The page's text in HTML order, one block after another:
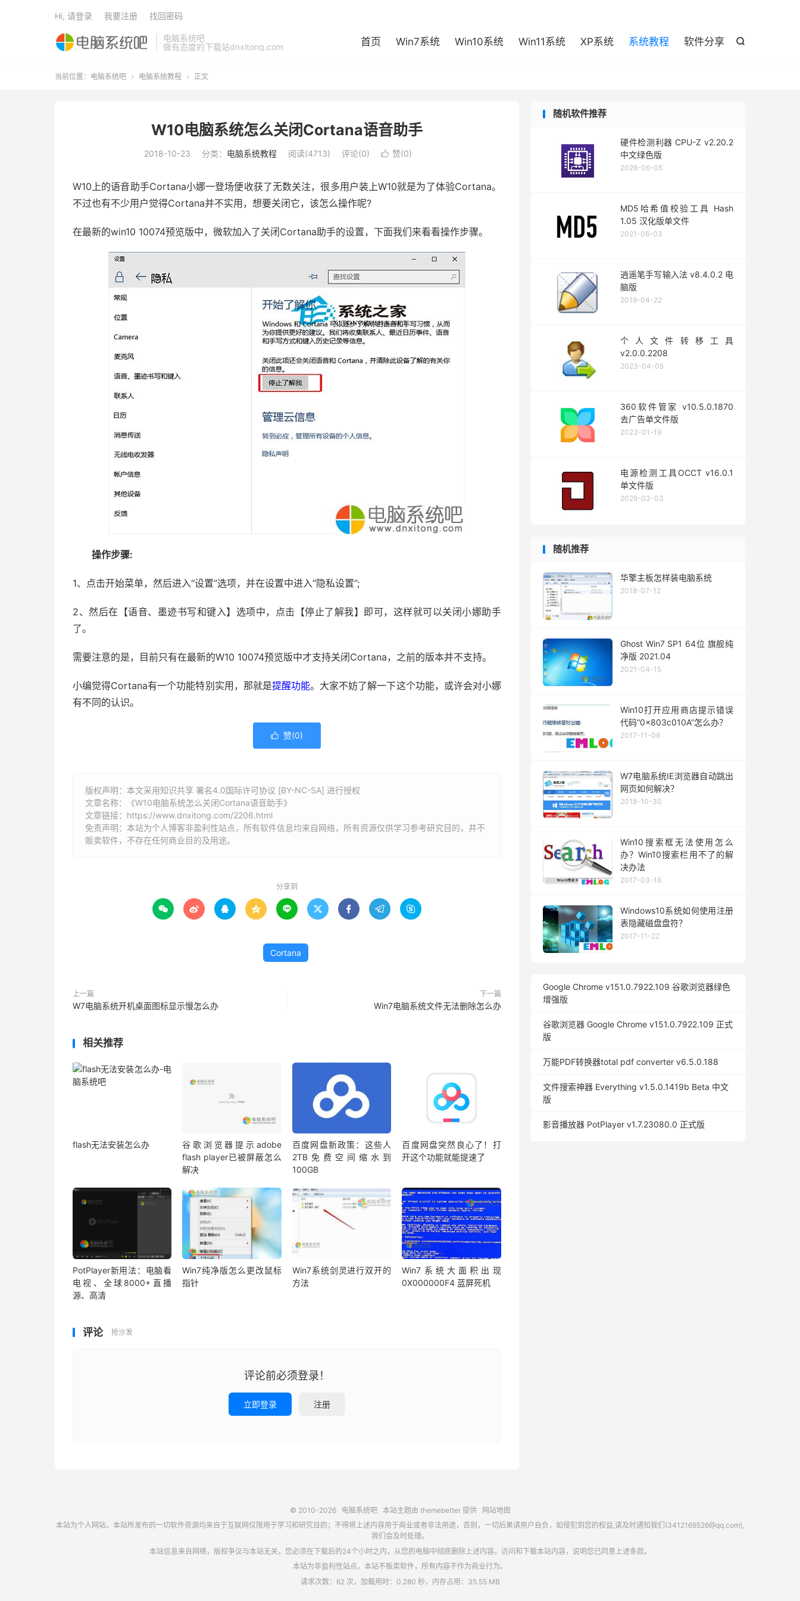
电脑系统吧
做有态度的下载站dnxitong.com

首页 Win7系统 Win10系统 Win11系统 XP系统 系统教程 软件分享
Hi, 请登录 我要注册 找回密码
当前位置： 电脑系统吧  电脑系统教程  正文
W10电脑系统怎么关闭Cortana语音助手
2018-10-23 分类： 电脑系统教程 阅读(4713) 评论(0)  赞(0)
W10上的语音助手Cortana小娜一登场便收获了无数关注，很多用户装上W10就是为了体验Cortana。
不过也有不少用户觉得Cortana并不实用，想要关闭它，该怎么操作呢?
在最新的win10 10074预览版中，微软加入了关闭Cortana助手的设置，下面我们来看看操作步骤。
操作步骤:
1、点击开始菜单，然后进入“设置”选项，并在设置中进入“隐私设置”;
2、然后在【语音、墨迹书写和键入】选项中，点击【停止了解我】即可，这样就可以关闭小娜助手
了。
需要注意的是，目前只有在最新的W10 10074预览版中才支持关闭Cortana，之前的版本并不支持。
小编觉得Cortana有一个功能特别实用，那就是提醒功能。大家不妨了解一下这个功能，或许会对小娜
有不同的认识。
 赞(0)
版权声明：本文采用知识共享 署名4.0国际许可协议 [BY-NC-SA] 进行授权
文章名称：《W10电脑系统怎么关闭Cortana语音助手》
文章链接： https://www.dnxitong.com/2206.html
免责声明：本站为个人博客非盈利性站点，所有软件信息均来自网络，所有资源仅供学习参考研究目的，并不
贩卖软件，不存在任何商业目的及用途。
分享到
        
Cortana
上一篇
W7电脑系统开机桌面图标显示慢怎么办
下一篇
Win7电脑系统文件无法删除怎么办
相关推荐
flash无法安装怎么办
谷歌浏览器提示adobe
flash player已被屏蔽怎么
解决
百度网盘新政策：这些人
2TB免费空间缩水到
100GB
百度网盘突然良心了！打
开这个功能就能提速了
PotPlayer新用法：电脑看
电视、全球8000+直播
源、高清
Win7纯净版怎么更改鼠标
指针
Win7系统剑灵进行双开的
方法
Win7系统大面积出现
0X000000F4 蓝屏死机
评论 抢沙发
评论前必须登录！
立即登录 注册
随机软件推荐
硬件检测利器 CPU-Z v2.20.2
中文绿色版
2026-06-05
MD5哈希值校验工具 Hash
1.05 汉化版单文件
2021-06-03
逍遥笔手写输入法 v8.4.0.2 电
脑版
2019-04-22
个人文件转移工具
v2.0.0.2208
2023-04-05
360软件管家 v10.5.0.1870
去广告单文件版
2023-01-19
电源检测工具OCCT v16.0.1
单文件版
2026-03-03
随机推荐
华擎主板怎样装电脑系统
2018-07-12
Ghost Win7 SP1 64位 旗舰纯
净版 2021.04
2021-04-15
Win10打开应用商店提示错误
代码“0x803c010A”怎么办？
2017-11-08
W7电脑系统IE浏览器自动跳出
网页如何解决？
2018-10-30
Win10搜索框无法使用怎么
办？Win10搜索栏用不了的解
决办法
2017-03-16
Windows10系统如何使用注册
表隐藏磁盘盘符？
2017-11-22
Google Chrome v151.0.7922.109 谷歌浏览器绿色
增强版
谷歌浏览器 Google Chrome v151.0.7922.109 正式
版
万能PDF转换器total pdf converter v6.5.0.188
文件搜索神器 Everything v1.5.0.1419b Beta 中文
版
影音播放器 PotPlayer v1.7.23080.0 正式版
© 2010-2026 电脑系统吧本站主题由 themebetter提供
网站地图
本站为个人网站，本站所发布的一切软件资源均来自于互联网仅限用于学习和研究目的；不得将上述内容用于商业或者非法用途，否则，一切后果请用户自负，如侵犯到您的权益,请及时通知我们(3412169526@qq.com),
我们会及时处理。
本站信息来自网络，版权争议与本站无关，您必须在下载后的24个小时之内，从您的电脑中彻底删除上述内容。访问和下载本站内容，说明您已同意上述条款。
本站为非盈利性站点，本站不贩卖软件，所有内容不作为商业行为。
请求次数：62 次，加载用时：0.280 秒，内存占用：35.55 MB